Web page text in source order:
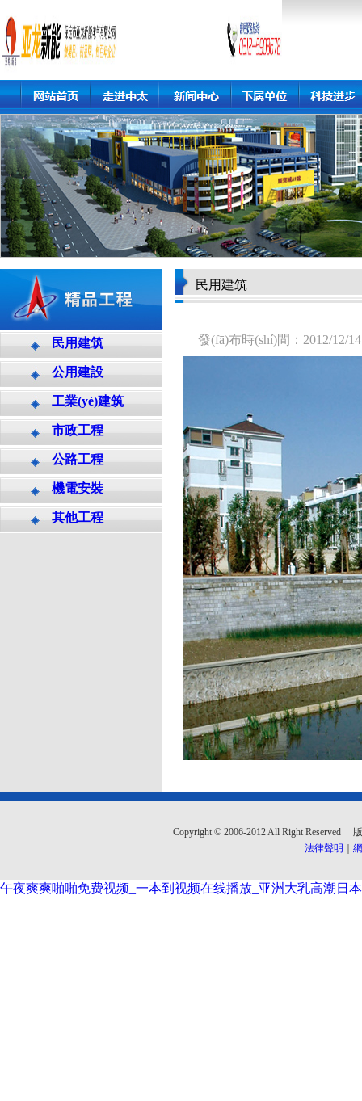
民用建筑
公用建設
工業(yè)建筑
市政工程
公路工程
機電安裝
其他工程
民用建筑
發(fā)布時(shí)間：2012/
Copyright © 2006-2012 All Right
法律聲明
午夜爽爽啪啪免费视频_一本到视频在线播放_亚洲大乳高潮日